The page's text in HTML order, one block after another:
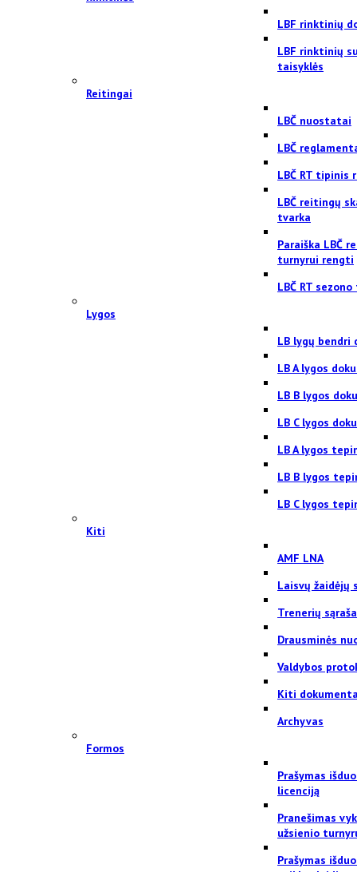
LBF rinktinių
LBF rinktinių
taisyklės
Reitingai
LBČ nuostatai
LBČ
LBČ RT tipinis
LBČ reitingų
tvarka
Paraiška LBČ
turnyrui rengti
LBČ RT
Lygos
LB lygų bendri
LB A lygos
LB B lygos
LB C lygos
LB A lygos
LB B lygos
LB C lygos
Kiti
AMF LNA
Laisvų žaidėjų
Trenerių
Drausminės
Valdybos
Kiti
Archyvas
Formos
Prašymas
licenciją
Pranešimas
užsienio
Prašymas